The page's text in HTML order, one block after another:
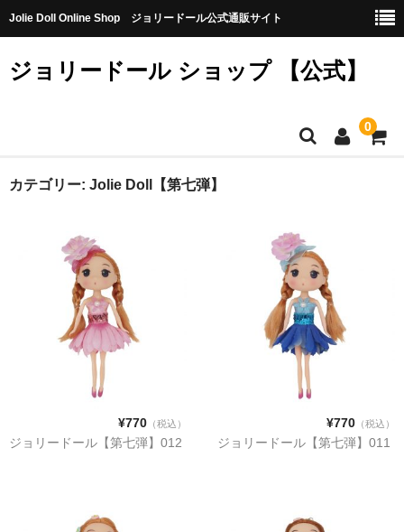
Jolie Doll Online Shop ジョリードール公式通販サイト
ジョリードール ショップ 【公式】
0
HOME
【購入特典】不良品10個（無料）
【第八弾】
【第七弾】
【第六弾】
【プリンセスシリーズ】
【第二弾】
カテゴリー: Jolie Doll【第七弾】
¥770（税込）
ジョリードール【第七弾】012
¥770（税込）
ジョリードール【第七弾】011